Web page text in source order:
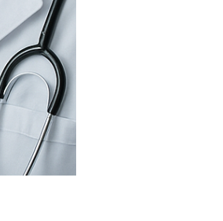
ÓPTICAS
KINESIOLOGÍA
TRAUMATOLOGIA
SERVICIOS DE AMBULANCIAS